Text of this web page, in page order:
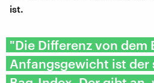
ist.
"Die Differenz von dem
Anfangsgewicht ist der